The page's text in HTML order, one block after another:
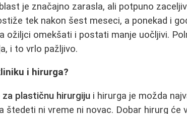
je značajno zarasla, ali potpuno
tek nakon šest meseci, a ponekad i
ožiljci omekšati i postati manje uočljivi.
i to vrlo pažljivo.
i hirurga?
plastičnu hirurgiju i hirurga je možda
štedeti ni vreme ni novac. Dobar hirurg će